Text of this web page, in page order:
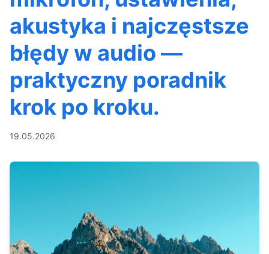
akustyka i najczęstsze
błędy w audio —
praktyczny poradnik
krok po kroku.
19.05.2026